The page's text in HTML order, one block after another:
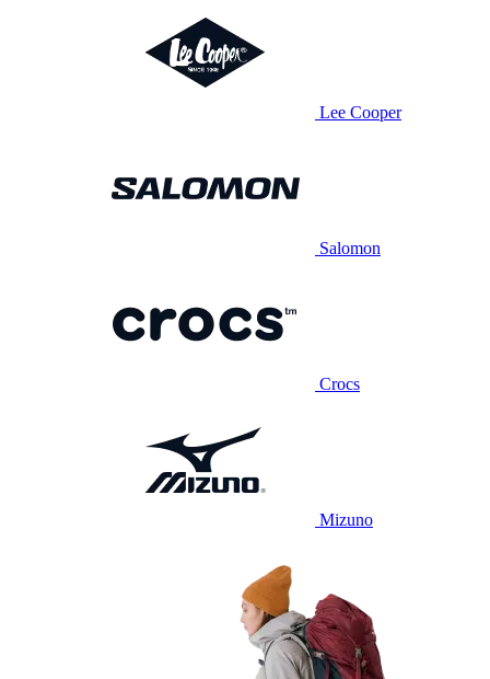
Lee Cooper
Salomon
Crocs
Mizuno